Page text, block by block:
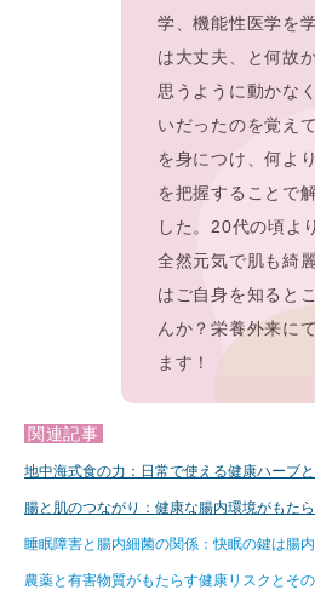
学、機能性医学を
は大丈夫、と何故
思うように動かな
いだったのを覚え
を身につけ、何よ
を把握することで
した。20代の頃よ
全然元気で肌も綺
はご自身を知ると
んか？栄養外来に
ます！
関連記事
地中海式食の力：日常で使える健康ハーブ
腸と肌のつながり：健康な腸内環境がもた
睡眠障害と腸内細菌の関係：快眠の鍵は腸
農薬と有害物質がもたらす健康リスクとそ